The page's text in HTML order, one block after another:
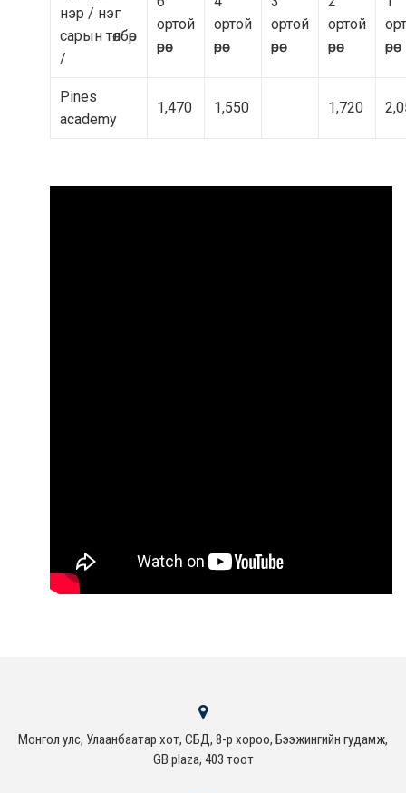
нэр / нэг
сарын төлбөр
/
ортой
өрөө
ортой
өрөө
ортой
өрөө
ортой
өрөө
өрөө
Pines
academy
1,470 1,550 1,720
Монгол улс, Улаанбаатар хот, СБД, 8-р хороо, Бээжингийн гудамж,
GB plaza, 403 тоот